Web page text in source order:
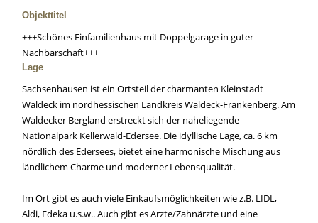
Objekttitel
+++Schönes Einfamilienhaus mit Doppelgarage in guter
Nachbarschaft+++
Lage
Sachsenhausen ist ein Ortsteil der charmanten Kleinstadt
Waldeck im nordhessischen Landkreis Waldeck-Frankenberg. Am
Waldecker Bergland erstreckt sich der naheliegende
Nationalpark Kellerwald-Edersee. Die idyllische Lage, ca. 6 km
nördlich des Edersees, bietet eine harmonische Mischung aus
ländlichem Charme und moderner Lebensqualität.
Im Ort gibt es auch viele Einkaufsmöglichkeiten wie z.B. LIDL,
Aldi, Edeka u.s.w.. Auch gibt es Ärzte/Zahnärzte und eine